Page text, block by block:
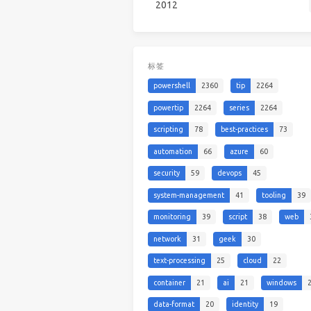
2012
标签
powershell 2360 tip 2264
powertip 2264 series 2264
scripting 78 best-practices 73
automation 66 azure 60
security 59 devops 45
system-management 41 tooling 39
monitoring 39 script 38 web
network 31 geek 30
text-processing 25 cloud 22
container 21 ai 21 windows
data-format 20 identity 19